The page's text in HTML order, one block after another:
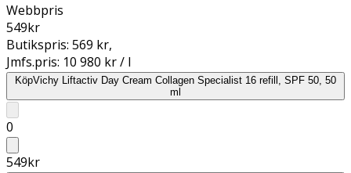
Webbpris
549kr
Butikspris: 569 kr,
Jmfs.pris: 10 980 kr / l
KöpVichy Liftactiv Day Cream Collagen Specialist 16 refill, SPF 50, 50
ml
0
549kr